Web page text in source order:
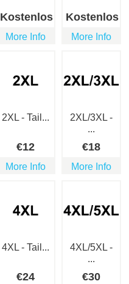
Kostenlos
More Info
Kostenlos
More Info
2XL - Tail...
€12
More Info
2XL/3XL -
...
€18
More Info
4XL - Tail...
€24
4XL/5XL -
...
€30